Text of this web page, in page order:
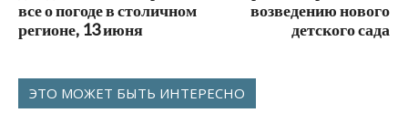
все о погоде в столичном
регионе, 13 июня
возведению нового
детского сада
ЭТО МОЖЕТ БЫТЬ ИНТЕРЕСНО